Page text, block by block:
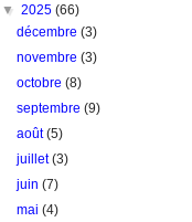
▼ 2025 (66)
décembre(3)
novembre(3)
octobre(8)
septembre(9)
août(5)
juillet(3)
juin(7)
mai(4)